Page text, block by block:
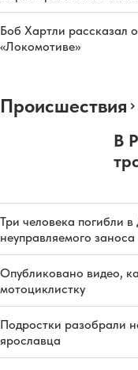
Боб Хартли рассказал
«Локомотиве»
Происшествия
В
Три человека погибли
неуправляемого заноса
Опубликовано видео,
мотоциклистку
Подростки разобрали
ярославца